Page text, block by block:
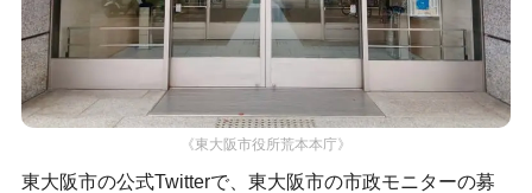
《東大阪市役所荒本本庁》
東大阪市の公式Twitterで、東大阪市の市政モニターの募